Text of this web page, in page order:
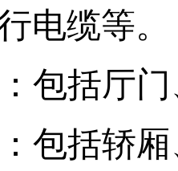
电缆等。
包括厅
包括轿